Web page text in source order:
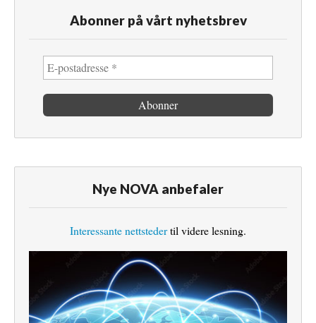
Abonner på vårt nyhetsbrev
Nye NOVA anbefaler
Interessante nettstedertil videre lesning.